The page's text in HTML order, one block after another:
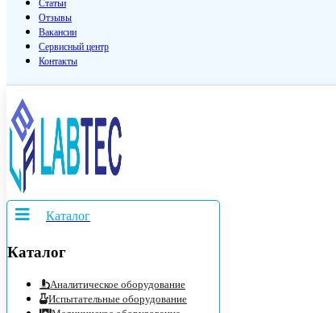
Статьи
Отзывы
Вакансии
Сервисный центр
Контакты
Каталог
Каталог
Аналитическое оборудование
Испытательные оборудование